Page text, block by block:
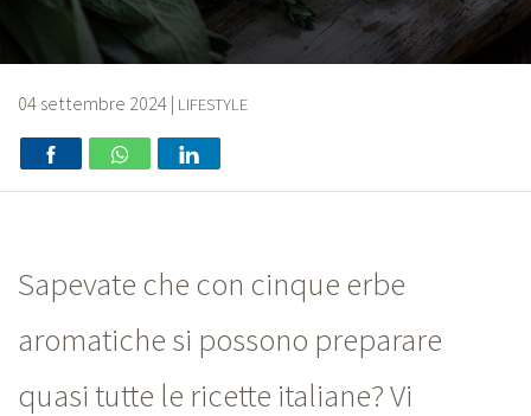
04 settembre 2024 | LIFESTYLE
Sapevate che con cinque erbe
aromatiche si possono preparare
quasi tutte le ricette italiane? Vi